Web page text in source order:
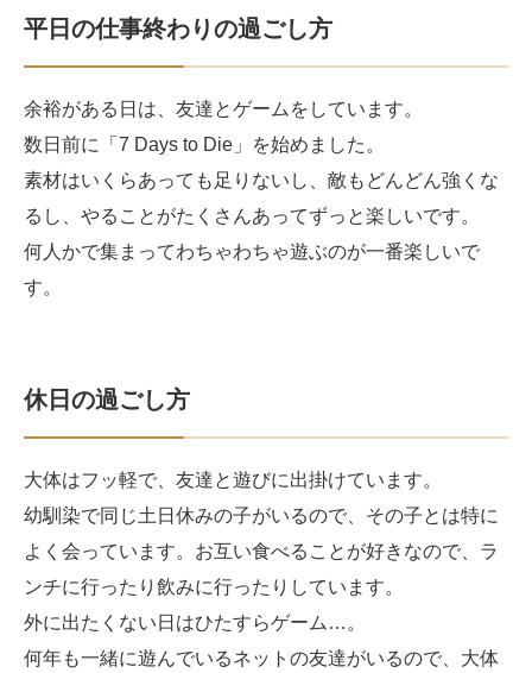
平日の仕事終わりの過ごし方
余裕がある日は、友達とゲームをしています。
数日前に「7 Days to Die」を始めました。
素材はいくらあっても足りないし、敵もどんどん強くな
るし、やることがたくさんあってずっと楽しいです。
何人かで集まってわちゃわちゃ遊ぶのが一番楽しいで
す。
休日の過ごし方
大体はフッ軽で、友達と遊びに出掛けています。
幼馴染で同じ土日休みの子がいるので、その子とは特に
よく会っています。お互い食べることが好きなので、ラ
ンチに行ったり飲みに行ったりしています。
外に出たくない日はひたすらゲーム…。
何年も一緒に遊んでいるネットの友達がいるので、大体